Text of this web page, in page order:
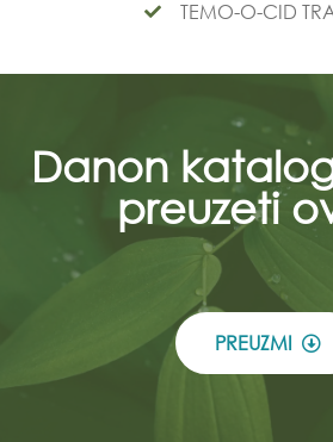
TEMO-O-CID
Danon
preuzeti
PREUZMI